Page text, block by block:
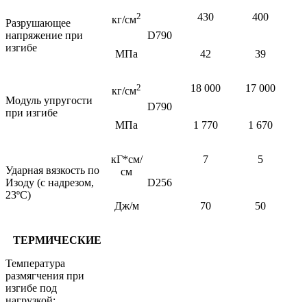
Разрушающее
напряжение при
изгибе
кг/см2
D790
430 400
МПа 42 39
Модуль упругости
при изгибе
кг/см2
D790
18 000 17 000
МПа 1 770 1 670
Ударная вязкость по
Изоду (с надрезом,
23ºС)
кГ*см/
см
D256
7 5
Дж/м 70 50
ТЕРМИЧЕСКИЕ
Температура
размягчения при
изгибе под